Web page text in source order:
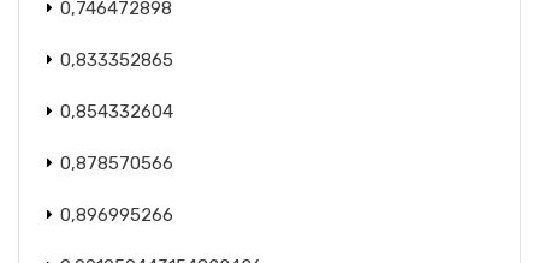
0,746472898
0,833352865
0,854332604
0,878570566
0,896995266